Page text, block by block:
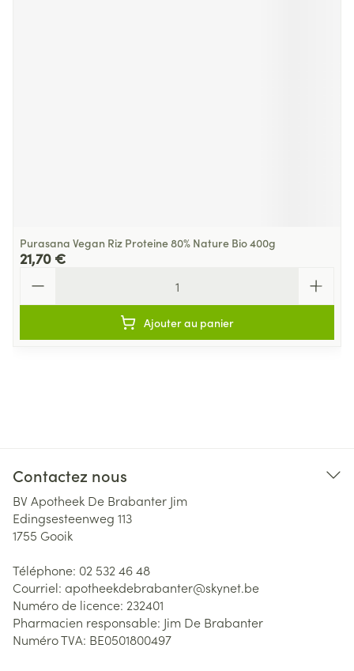
Purasana Vegan Riz Proteine 80% Nature Bio 400g
21,70 €
Ajouter au panier
Contactez nous
BV Apotheek De Brabanter Jim
Edingsesteenweg 113
1755 Gooik
Téléphone: 02 532 46 48
Courriel: apotheekdebrabanter@skynet.be
Numéro de licence: 232401
Pharmacien responsable: Jim De Brabanter
Numéro TVA: BE0501800497